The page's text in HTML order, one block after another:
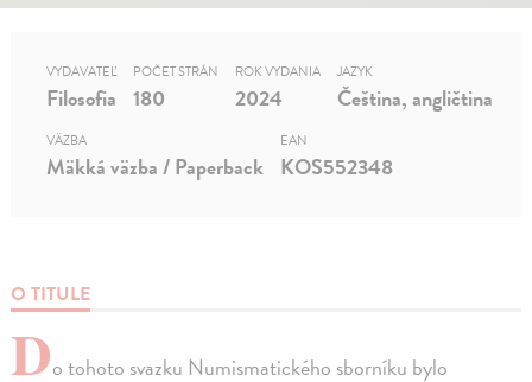
O TITULE
Do tohoto svazku Numismatického sborníku bylo
VYDAVATEĽ
Filosofia
POČET STRÁN
180
ROK VYDANIA
2024
JAZYK
Čeština, angličtina
VÄZBA
Mäkká väzba / Paperback
EAN
KOS552348